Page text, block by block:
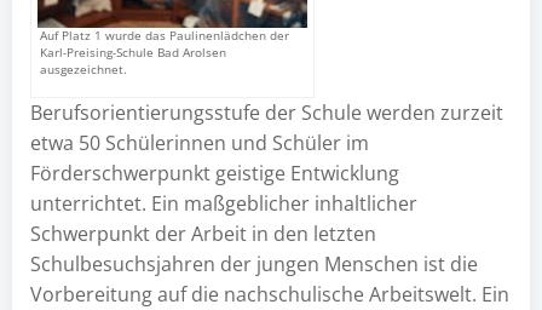
Auf Platz 1 wurde das Paulinenlädchen der
Karl-Preising-Schule Bad Arolsen
ausgezeichnet.
Berufsorientierungsstufe der Schule werden zurzeit
etwa 50 Schülerinnen und Schüler im
Förderschwerpunkt geistige Entwicklung
unterrichtet. Ein maßgeblicher inhaltlicher
Schwerpunkt der Arbeit in den letzten
Schulbesuchsjahren der jungen Menschen ist die
Vorbereitung auf die nachschulische Arbeitswelt. Ein